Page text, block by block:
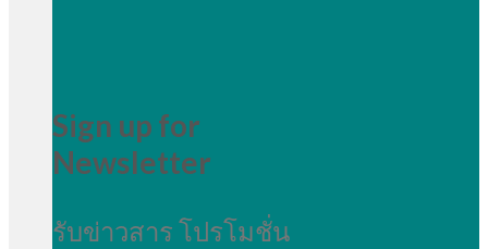
Sign up for
Newsletter
รับข่าวสาร โปรโมชั่น